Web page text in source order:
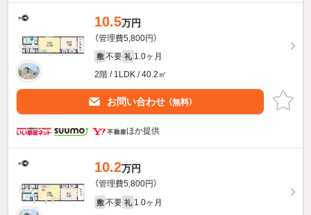
10.5万円
（管理費5,800円）
敷 不要 礼 1.0ヶ月
2階 / 1LDK / 40.2㎡
お問い合わせ （無料）
ほか提供
10.2万円
（管理費5,800円）
敷 不要 礼 1.0ヶ月